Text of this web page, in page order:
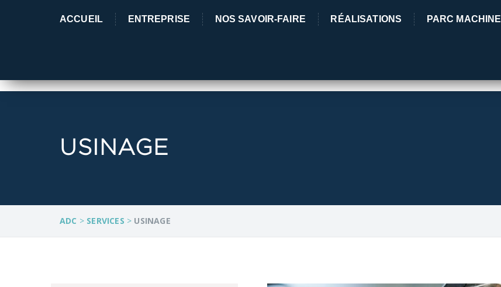
Atelier Des Commanderies depuis 1990
ACCUEIL ENTREPRISE NOS SAVOIR-FAIRE RÉALISATIONS PARC MACHINE
USINAGE
ADC > SERVICES > USINAGE